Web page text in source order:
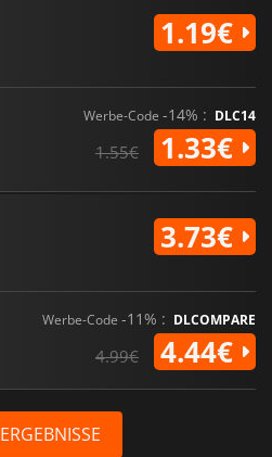
1.19€
Werbe-Code -14% : DLC14
1.55€ 1.33€
3.73€
Werbe-Code -11% : DLCOMPARE
4.99€ 4.44€